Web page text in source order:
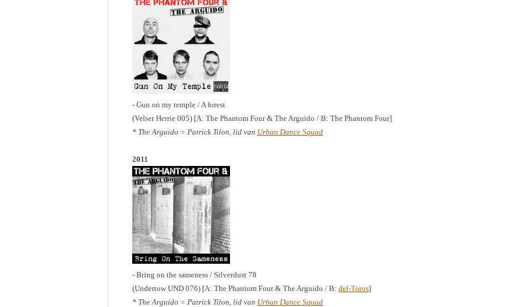
- Gun on my temple / A forest
(Velser Herrie 005) [A: The Phantom Four & The Arguido / B: The Phantom Four]
* The Arguido = Patrick Tilon, lid van Urban Dance Squad
2011
- Bring on the sameness / Silverdust 78
(Undertow UND 076) [A: The Phantom Four & The Arguido / B: del-Toros]
* The Arguido = Patrick Tilon, lid van Urban Dance Squad